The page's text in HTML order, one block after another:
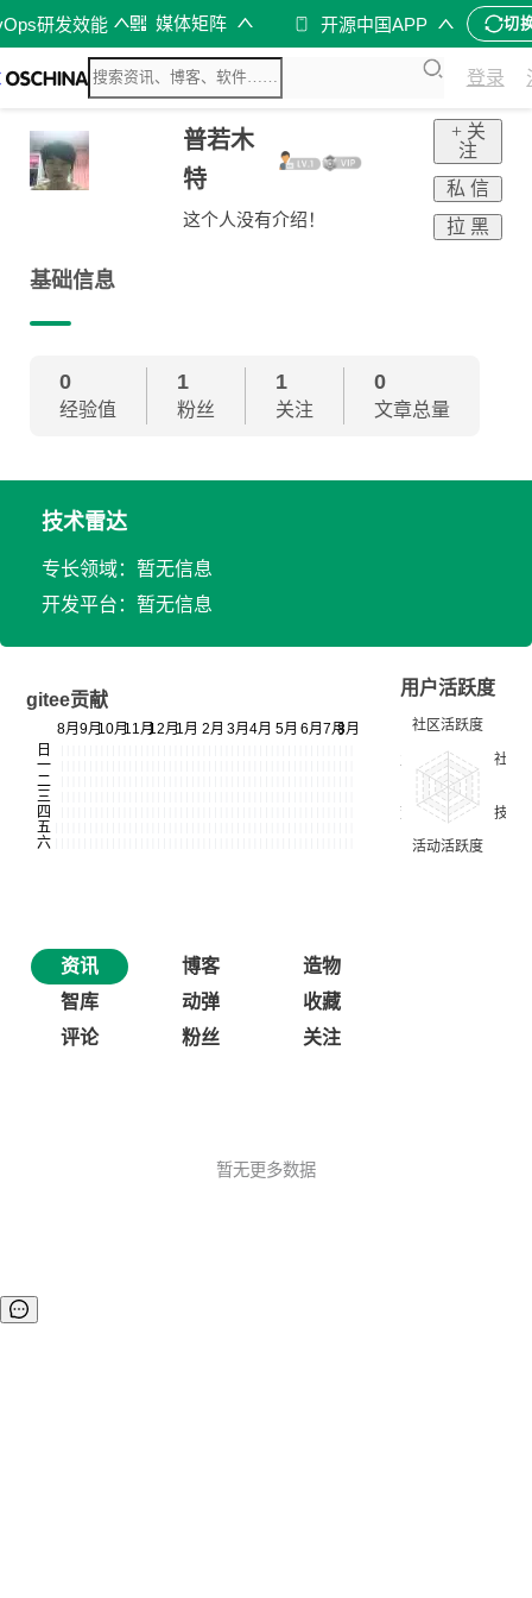
研发效能 媒体矩阵 开源中国APP 切
登录
普若木
特
这个人没有介绍！
+ 关
注
私 信
拉 黑
基础信息
0
经验值
1
粉丝
1
关注
0
文章总量
技术雷达
专长领域：暂无信息
开发平台：暂无信息
gitee贡献
用户活跃度
资讯 博客
造物
智库
动弹
收藏
评论
粉丝 关注
暂无更多数据